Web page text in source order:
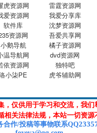
虎资源网 雷霆资源网
爱资源网 我爱分享库
软件库 沈梦资源网
资源网 吾爱共享网
小鹅导航 橘子资源网
温导航网 dvd资源网
依资源网 独特吧
小柒PE 虎爷辅助网
，仅供用于学习和交流，我们
相关法律法规，本站一切资源
合作/投稿等事物联系QQ